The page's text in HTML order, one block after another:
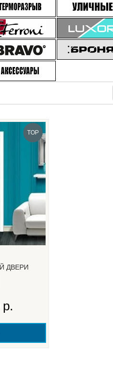
TOP
ДВЕРИ